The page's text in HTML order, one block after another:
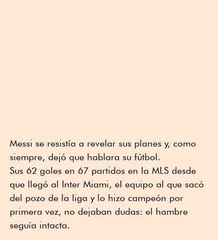
Messi se resistía a revelar sus planes y, como
siempre, dejó que hablara su fútbol.
Sus 62 goles en 67 partidos en la MLS desde
que llegó al Inter Miami, el equipo al que sacó
del pozo de la liga y lo hizo campeón por
primera vez, no dejaban dudas: el hambre
seguía intacta.